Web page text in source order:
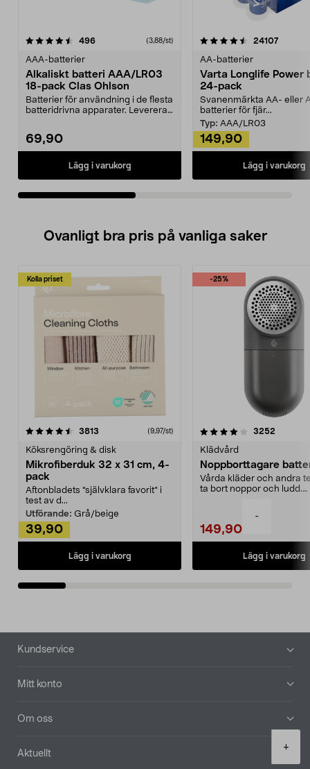
-
+
496recensioner (3,88/st)
AAA-batterier
Alkaliskt batteri AAA/LR03
18-pack Clas Ohlson
Batterier för användning i de flesta
batteridrivna apparater. Levereras
69,90
Lägg i varukorg
4.5av 5 stjärnor 24107
AA-batterier
Varta Longlife Power
24-pack
Svanenmärkta AA- eller
batterier för fjär...
Typ: AAA/LR03
149,90
Lägg i varukorg
4.5av 5 stjärnor
Ovanligt bra pris på vanliga saker
Kolla priset
3813 (9,97/st)
Köksrengöring & disk
Mikrofiberduk 32 x 31 cm, 4-
pack
Aftonbladets "självklara favorit” i
test av d...
Utförande: Grå/beige
39,90
Lägg i varukorg
-25%
4.0av 5 stjärnor 3252
Klädvård
Noppborttagare
Vårda kläder och andra
ta bort noppor och ludd.
149,90
Lägg i varukorg
4.5av 5 stjärnor
Sidfot
Kundservice
Mitt konto
Om oss
Aktuellt